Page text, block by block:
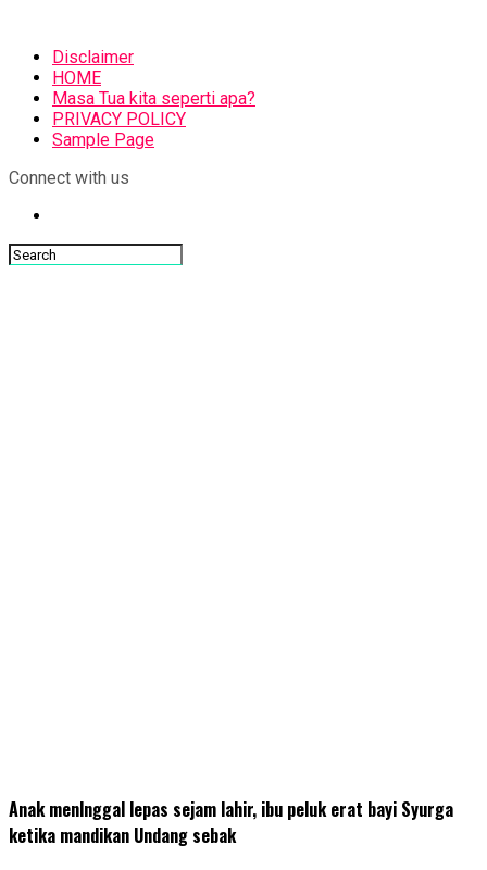
Disclaimer
HOME
Masa Tua kita seperti apa?
PRIVACY POLICY
Sample Page
Connect with us
Anak menlnggal lepas sejam lahir, ibu peluk erat bayi Syurga
ketika mandikan Undang sebak